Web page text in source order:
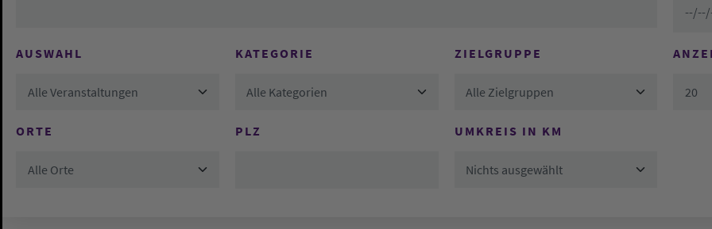
AUSWAHL
Alle Veranstaltungen
KATEGORIE
Alle Kategorien
ZIELGRUPPE
Alle Zielgruppen 20
ORTE
Alle Orte
PLZ UMKREIS IN KM
Nichts ausgewählt